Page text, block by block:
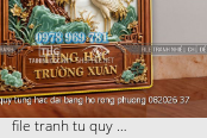
file tranh tu quy tung hac dai bang ho rong phuong 082026 37